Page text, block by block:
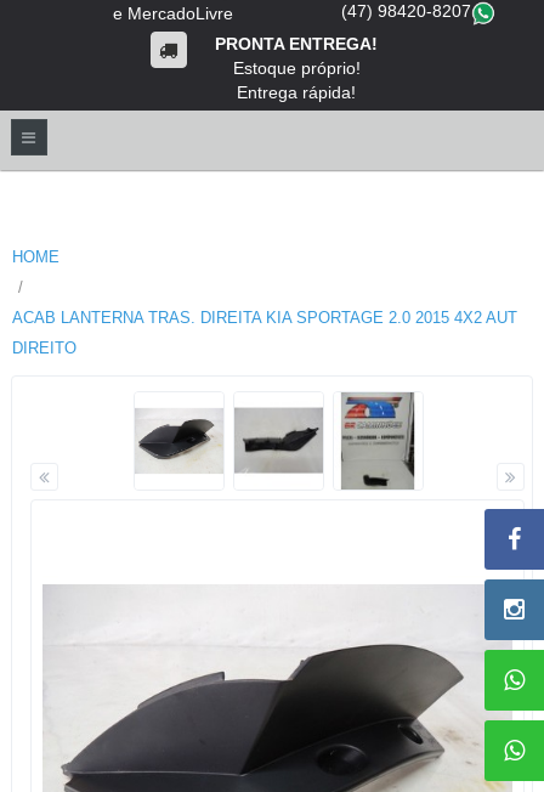
e MercadoLivre
(47) 98420-8207
PRONTA ENTREGA!
Estoque próprio!
Entrega rápida!
HOME
ACAB LANTERNA TRAS. DIREITA KIA SPORTAGE 2.0 2015 4X2 AUT
DIREITO